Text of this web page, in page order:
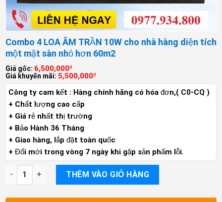
Combo 4 LOA ÂM TRẦN 10W cho nhà hàng diện tích
một mặt sàn nhỏ hơn 60m2
Giá gốc: 6,500,000₫
Giá khuyến mãi: 5,500,000₫
Công ty cam kết : Hàng chính hãng có hóa đơn,( C0-CQ )
+ Chất lượng cao cấp
+ Giá rẻ nhất thị trường
+ Bảo Hành 36 Tháng
+ Giao hàng, lắp đặt toàn quốc
+ Đổi mới trong vòng 7 ngày khi gặp sản phẩm lỗi.
Combo 4 LOA ÂM TRẦN 10W cho nhà hàng diện tích một mặt
THÊM VÀO GIỎ HÀNG